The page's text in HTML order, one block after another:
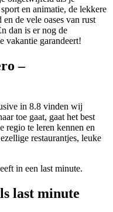
en animatie, de lekkere
de vele oases van rust
dan is er nog de
vakantie garandeert!
–
in 8.8 vinden wij
toe gaat, gaat het best
regio te leren kennen en
restaurantjes, leuke
in een last minute.
last minute